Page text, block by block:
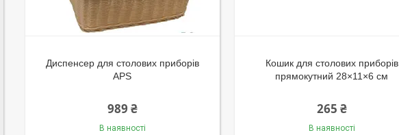
Диспенсер для столових приборів
APS
989 ₴
В наявності
Кошик для столових приборів
прямокутний 28×11×6 см
265 ₴
В наявності